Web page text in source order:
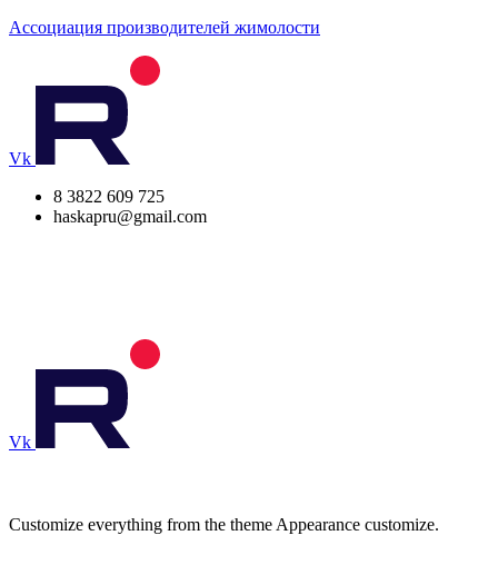
Ассоциация производителей жимолости
Vk
8 3822 609 725
haskapru@gmail.com
Vk
Customize everything from the theme Appearance customize.